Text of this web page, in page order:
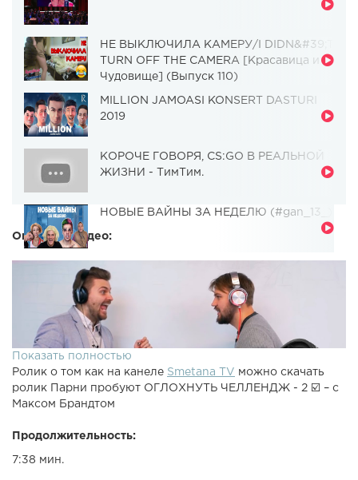
НЕ ВЫКЛЮЧИЛА КАМЕРУ/I DIDN&#39;T
TURN OFF THE CAMERA [Красавица и
Чудовище] (Выпуск 110)
MILLION JAMOASI KONSERT DASTURI
2019
КОРОЧЕ ГОВОРЯ, CS:GO В РЕАЛЬНОЙ
ЖИЗНИ - ТимТим.
НОВЫЕ ВАЙНЫ ЗА НЕДЕЛЮ (#gan_13_)
Описание видео:
Показать полностью
Ролик о том как на канеле Smetana TV можно скачать
ролик Парни пробуют ОГЛОХНУТЬ ЧЕЛЛЕНДЖ - 2 ☑️ – с
Максом Брандтом
Продолжительность:
7:38 мин.